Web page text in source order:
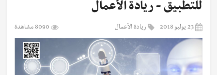
للتطبيق - ريادة الأعمال
23 يوليو 2018 ريادة الأعمال 8090 مشاهدة